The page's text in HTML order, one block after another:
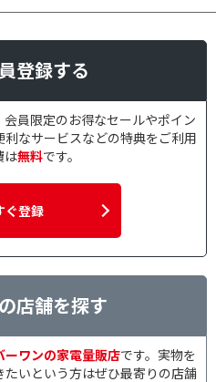
登録する
員限定のお得なセールやポイン
なサービスなどの特典をご利用
は無料です。
ぐ登録
店舗を探す
ワンの家電量販店です。実物を
いという方はぜひ最寄りの店舗